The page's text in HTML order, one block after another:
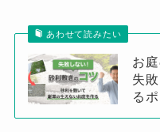
あわせて読みたい
お
失
る